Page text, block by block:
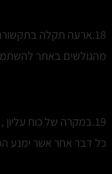
18.ארעה תקלה
מהגולשים באתר
19.במקרה של כוח
כל דבר אחר אשר ימנע